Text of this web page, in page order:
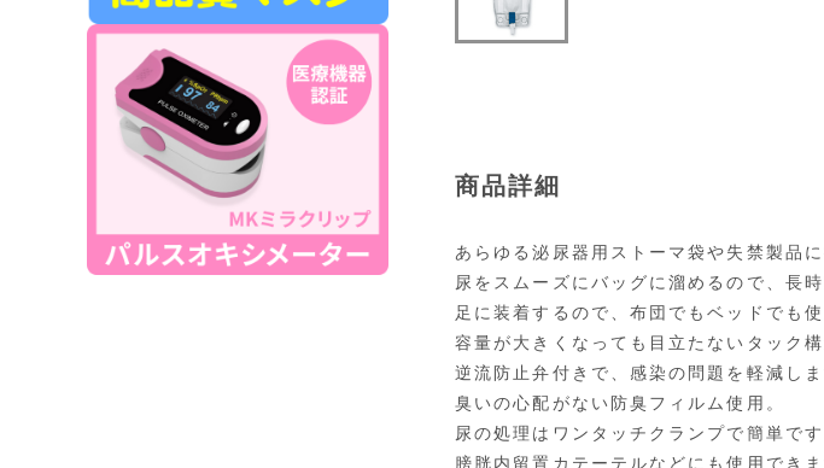
商品詳細
あらゆる泌尿器用ストーマ袋や失禁製品に
尿をスムーズにバッグに溜めるので、長
足に装着するので、布団でもベッドでも
容量が大きくなっても目立たないタック構
逆流防止弁付きで、感染の問題を軽減しま
臭いの心配がない防臭フィルム使用。
尿の処理はワンタッチクランプで簡単です
膀胱内留置カテーテルなどにも使用できま